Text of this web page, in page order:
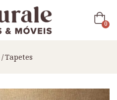
0
Tapetes